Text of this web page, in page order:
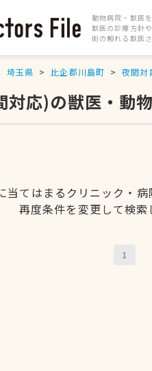
動物病院・獣医
獣医の診療方針
街の頼れる獣医
埼玉県 比企郡川島町 夜間対
対応)の獣医・動
当てはまるクリニック・病
再度条件を変更して検索
1